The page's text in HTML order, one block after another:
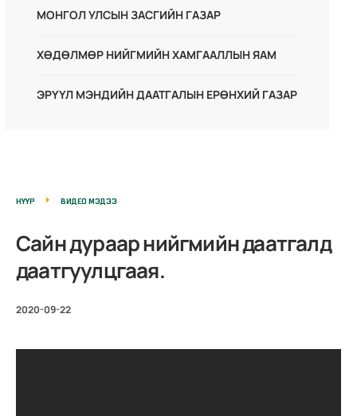
МОНГОЛ УЛСЫН ЗАСГИЙН ГАЗАР
ХӨДӨЛМӨР НИЙГМИЙН ХАМГААЛЛЫН ЯАМ
ЭРҮҮЛ МЭНДИЙН ДААТГАЛЫН ЕРӨНХИЙ ГАЗАР
НҮҮР ВИДЕО МЭДЭЭ
Сайн дураар нийгмийн даатгалд
даатгуулцгаая.
2020-09-22